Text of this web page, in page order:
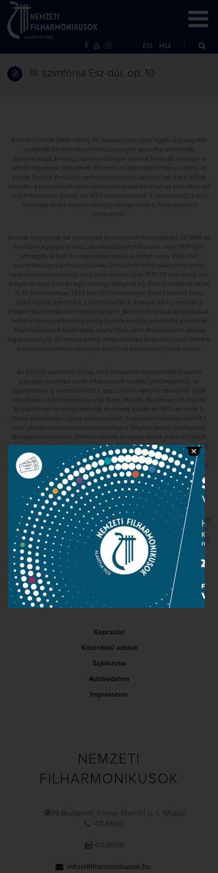
EN HU
III. szimfónia Esz-dúr, op. 10
Antonín Dvořák (1841–1904), 19. századi cseh zene egyik legnagyobb
alakjának életművében fontos szerepet játszott a szimfóniák
komponálása. Mintegy három évtizedet ölelnek fel és jól mutatják a
szerző stílusának változásait. Bár a kilenc alkotásból csak az utolsó öt
kapott Dvořák életében sorszámot és annak idején csak ezek váltak
ismertté, a komponista zenei nyelvének kialakításában az első négy mű
is mérföldkőnek számít. Az 1873-ban komponált 3. szimfónia (Esz-dúr)
nem csak zenei, hanem életrajzi szempontból is fordulópontot
reprezentál.
Dvořák pályájának íve viszonylag későn kezdett emelkedni: az 1860-as
években a prágai színház zenekarában volt brácsás, majd 1871-ben
otthagyta állását és magántanítványokat vállalt, hogy több időt
szentelhessen a komponálásnak. Zeneszerzőként ekkor még szinte
teljesen ismeretlen volt, első bemutatóira csak 1871-72-ben került sor
Prágában (egy dala és egy nyitánya hangzott el). Első nyomtatott műve
is 32 éves korában, 1873-ban látott napvilágot. Ehhez képest óriási
előre lépést jelentett a 3. szimfónia 1874. március 29-i premierje a
Prágai Filharmonikusok hangversenyén, Bedřich Smetana dirigálásával.
Néhány hónappal később pedig Dvořák beadta pályázatát az osztrák
állami művészeti ösztöndíjra, amely több éven át biztosította alkotói
függetlenségét, és melynek első elnyerésében fontos tényező lehetett
a kottamellékletben szereplő szimfónia és bemutatójának sikere.
Az Esz-dúr szimfónia stílusa azt a fordulatot reprezentálja a szerző
pályáján, melynek során eltávolodott korábbi példaképeitől, az
úgynevezett új német iskolától, azaz Liszt és Wagner zenéjétől. Saját
bevallása szerint hamarosan már Bach, Mozart, Beethoven és főként
Schubert volt rá döntő hatással, és ennek talaján az 1870-es évek 2.
felére kialakította egyéni zenei nyelvét. A szonáta formában íródott 1.
tétel (Allegro moderato) kezdőmotívuma Wagner Rienzi nyitányának
témájára emlékeztet. Dallama átszövi az egész tételt, ezért az valódi
második téma híján monotematikus hatást kelt. A 2. tétel (Adagio molto,
tempo di marcia) Dvořák leghosszabb szimfónia-tétele és egyetlen
gyászindulója. A sóhajszerű indítás után halk timpani ütések jelzik a cisz-
moll főtémát, amely többféle átváltozáson megy keresztül és
változatos kíséret csatlakozik hozzá. Az indulóritmus a Desz-dúr
középrész folyamán is végig hallható a háttérben, de vidámabb és
egyre ünnepélyesebb hangulat közepette, melynek csúcspontja a
Walhallát és az Istenek bevonulását idézi fel, szinte wagneri
hangszerelésben. Majd rövidítve visszatér a kezdőszakasz és kódaként
a Desz-dúr rész hangulata is. A szimfónia nem tartalmaz külön scherzo
tételt, hanem a Finale (Allegro vivace) ezt a karaktert is magába foglalja
és szünet nélküli mozgással, optimista örömzenével zárja a
kompozíciót.
Kapcsolat
Közérdekű adatok
Sajtószoba
Adatvédelem
Impresszum
NEMZETI
FILHARMONIKUSOK
1095 Budapest, Komor Marcell u. 1. (Müpa)
411-6600
411-6699
info@filharmonikusok.hu